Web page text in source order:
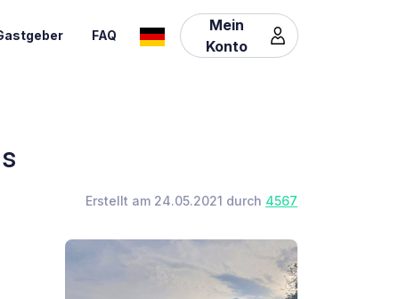
FAQ
Mein
Konto
Erstellt am 24.05.2021 durch 4567